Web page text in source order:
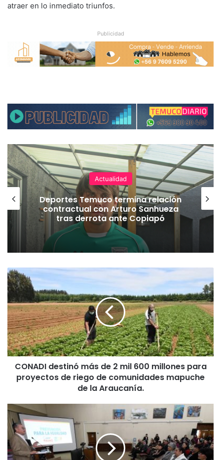
atraer en lo inmediato triunfos.
Publicidad
Actualidad
Deportes Temuco termina relación
contractual con Arturo Sanhueza
tras derrota ante Copiapó
C
O
N
A
D
I
d
e
s
s
d
e
CONADI destinó más de 2 mil 600 millones para
proyectos de riego de comunidades mapuche
de la Araucanía.
T
e
m
u
c